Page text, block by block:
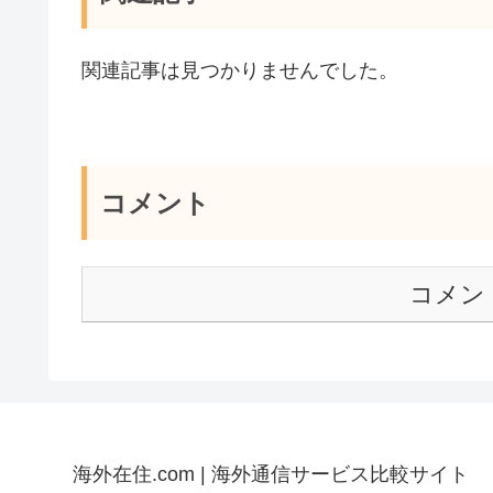
関連記事は見つかりませんでした。
コメント
コメン
海外在住.com | 海外通信サービス比較サイト